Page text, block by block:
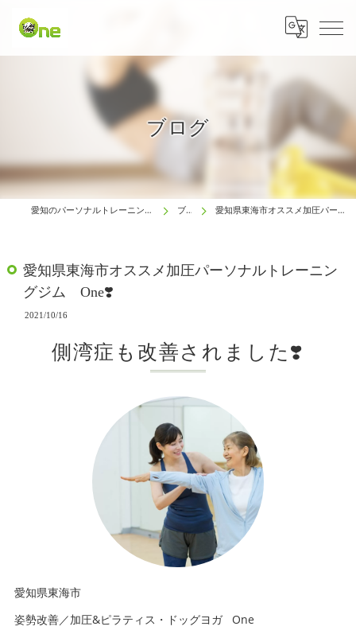
ブログ
愛知のパーソナルトレーニングは生涯動ける体研究所 One ブログ 愛知県東海市オススメ加圧パーソナルトレーニングジム One❣️
愛知県東海市オススメ加圧パーソナルトレーニン
グジム One❣️
2021/10/16
側湾症も改善されました❣️
愛知県東海市
姿勢改善／加圧&ピラティス・ドッグヨガ One